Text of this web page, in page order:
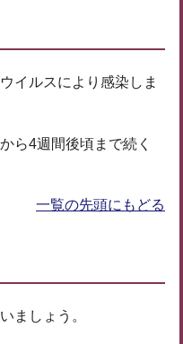
イルスにより感染しま
ら4週間後頃まで続く
一覧の先頭にもどる
ましょう。